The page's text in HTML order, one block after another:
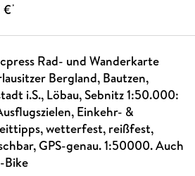
€*
Rad- und Wanderkarte
Bergland, Bautzen,
i.S., Löbau, Sebnitz 1:50.000:
Einkehr- &
wetterfest, reißfest,
GPS-genau. 1:50000. Auch
Bike